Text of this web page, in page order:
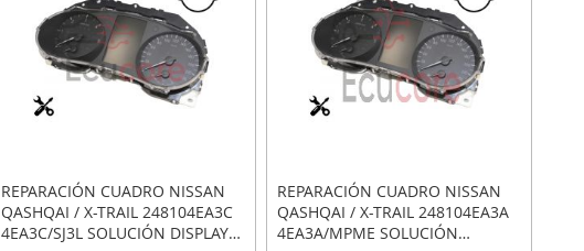
REPARACIÓN CUADRO NISSAN
QASHQAI / X-TRAIL 248104EA3C
4EA3C/SJ3L SOLUCIÓN DISPLAY
REPARACIÓN CUADRO NISSAN
QASHQAI / X-TRAIL 248104EA3A
4EA3A/MPME SOLUCIÓN